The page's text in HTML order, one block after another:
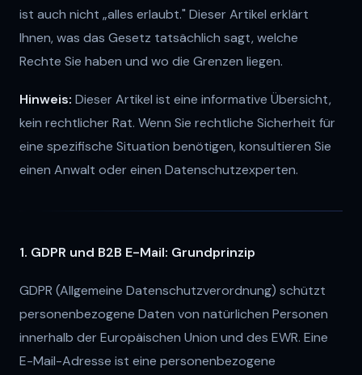
ist auch nicht „alles erlaubt." Dieser Artikel erklärt
Ihnen, was das Gesetz tatsächlich sagt, welche
Rechte Sie haben und wo die Grenzen liegen.
Hinweis: Dieser Artikel ist eine informative Übersicht,
kein rechtlicher Rat. Wenn Sie rechtliche Sicherheit für
eine spezifische Situation benötigen, konsultieren Sie
einen Anwalt oder einen Datenschutzexperten.
1. GDPR und B2B E-Mail: Grundprinzip
GDPR (Allgemeine Datenschutzverordnung) schützt
personenbezogene Daten von natürlichen Personen
innerhalb der Europäischen Union und des EWR. Eine
E-Mail-Adresse ist eine personenbezogene